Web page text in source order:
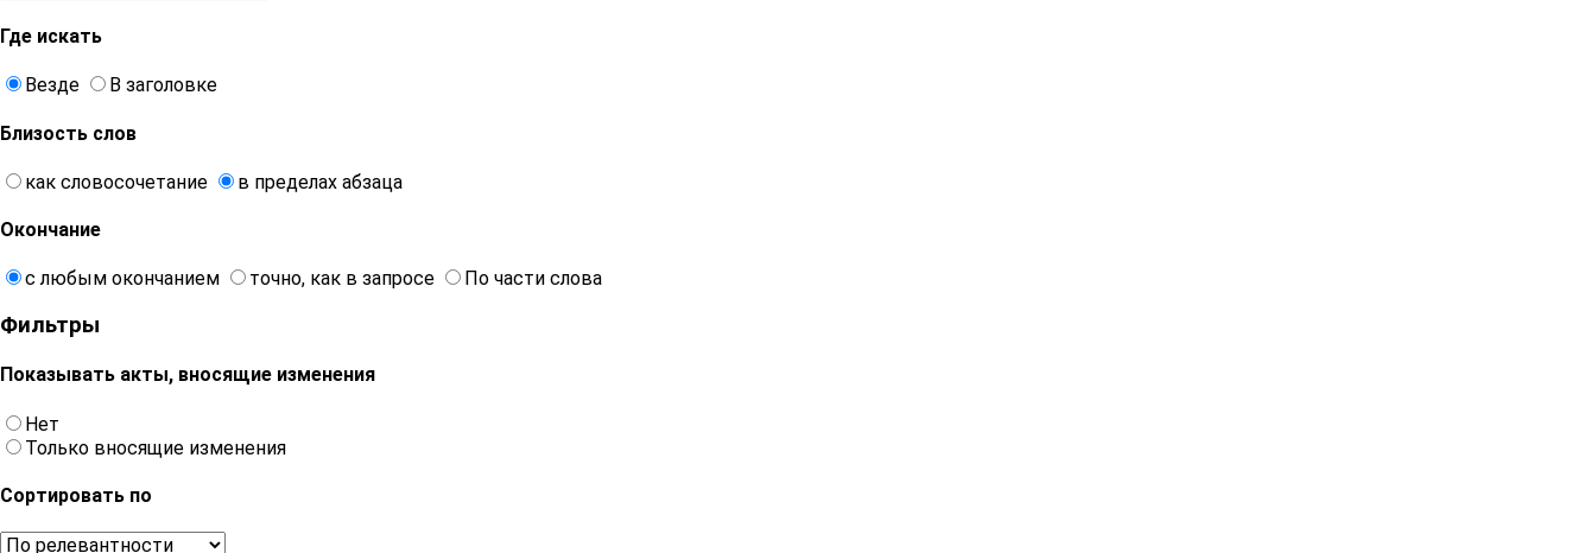
Где искать
Везде В заголовке
Близость слов
как словосочетание в пределах абзаца
Окончание
с любым окончанием точно, как в запросе По части слова
Фильтры
Показывать акты, вносящие изменения
Нет
Только вносящие изменения
Сортировать по